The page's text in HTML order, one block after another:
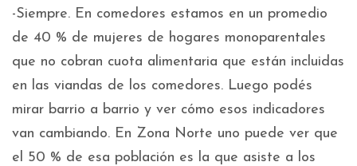
-Siempre. En comedores estamos en un promedio
de 40 % de mujeres de hogares monoparentales
que no cobran cuota alimentaria que están incluidas
en las viandas de los comedores. Luego podés
mirar barrio a barrio y ver cómo esos indicadores
van cambiando. En Zona Norte uno puede ver que
el 50 % de esa población es la que asiste a los